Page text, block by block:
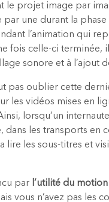
le projet image par
par une durant la
l’animation qui
fois celle-ci terminée,
sonore et à l’ajout
pas oublier cette
les vidéos mises en
lorsqu’un
dans les transports en
lire les sous-titres et
par l’utilité du
vous n’avez pas les